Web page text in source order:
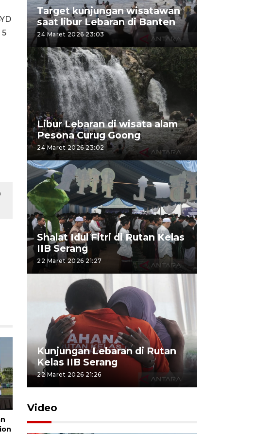
5
Target kunjungan wisatawan
saat libur Lebaran di Banten
24 Maret 2026 23:03
Libur Lebaran di wisata alam
Pesona Curug Goong
24 Maret 2026 23:02
Shalat Idul Fitri di Rutan Kelas
IIB Serang
22 Maret 2026 21:27
Kunjungan Lebaran di Rutan
Kelas IIB Serang
22 Maret 2026 21:26
Video